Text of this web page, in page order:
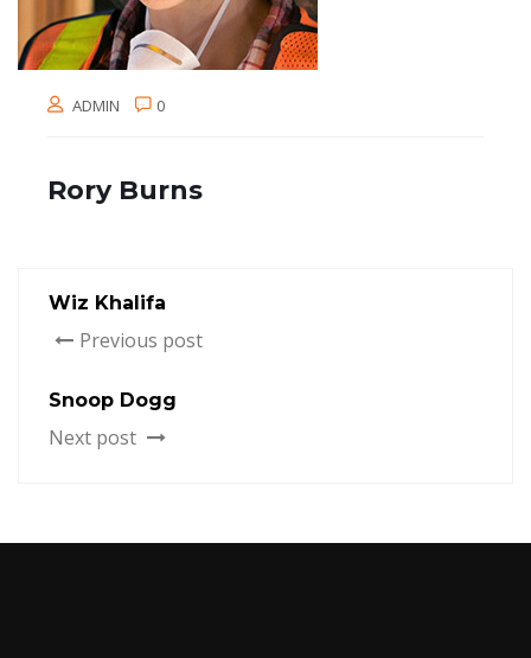
ADMIN 0
Rory Burns
Wiz Khalifa
Previous post
Snoop Dogg
Next post